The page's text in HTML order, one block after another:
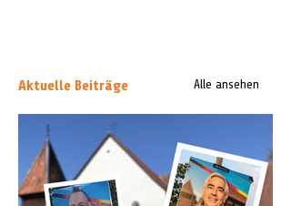
Aktuelle Beiträge Alle ansehen